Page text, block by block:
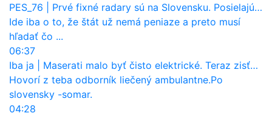
PES_76
Prvé fixné radary sú na Slovensku. Posielajú už pokuty? Ukáže ich Waze?
Ide iba o to, že štát už nemá peniaze a preto musí
hľadať čo ...
06:37
Iba ja
Maserati malo byť čisto elektrické. Teraz zisťuje, že potrebuje nový osemvalcový motor
Hovorí z teba odborník liečený ambulantne.Po
slovensky -somar.
04:28